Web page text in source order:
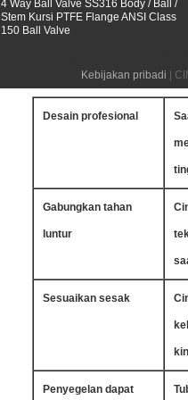
Desain profesional
Gabungkan tahan
luntur
Sesuaikan sesak
Penyegelan dapat
4 Way Ball Valve SS316 Body / Ball /
Stem Kursi PTFE Flange ANSI Class
150 Ball Valve
Kebijakan pribadi |